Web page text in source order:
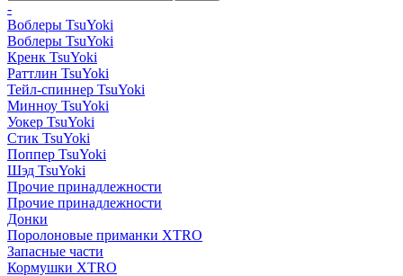
-
Воблеры TsuYoki
Воблеры TsuYoki
Кренк TsuYoki
Раттлин TsuYoki
Тейл-спиннер TsuYoki
Минноу TsuYoki
Уокер TsuYoki
Стик TsuYoki
Поппер TsuYoki
Шэд TsuYoki
Прочие принадлежности
Прочие принадлежности
Донки
Поролоновые приманки XTRO
Запасные части
Кормушки XTRO